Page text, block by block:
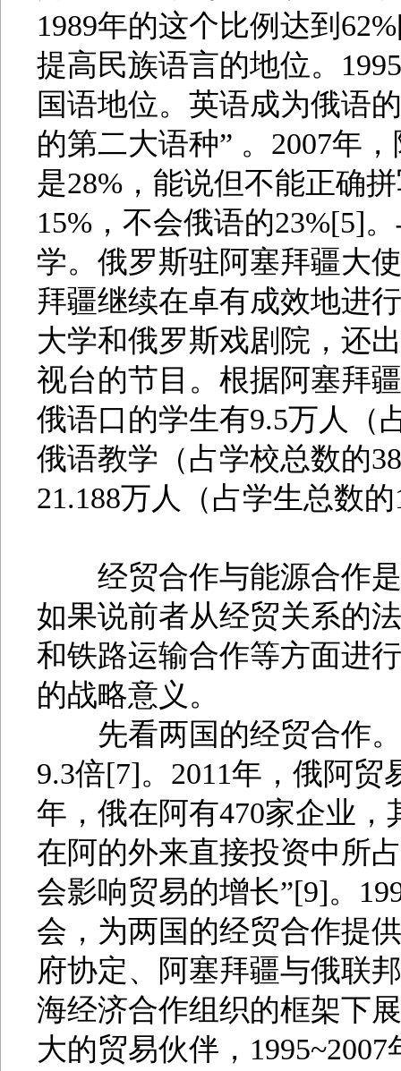
1989年的这个比例达到
提高民族语言的地位。
国语地位。英语成为俄语
的第二大语种” 。2007年
是28%，能说但不能正确
15%，不会俄语的23%[5]
学。俄罗斯驻阿塞拜疆大
拜疆继续在卓有成效地进
大学和俄罗斯戏剧院，还
视台的节目。根据阿塞拜
俄语口的学生有9.5万人（
俄语教学（占学校总数的
21.188万人（占学生总数
经贸合作与能源合作是
如果说前者从经贸关系的
和铁路运输合作等方面进
的战略意义。
先看两国的经贸合作。
9.3倍[7]。2011年，俄阿贸
年，俄在阿有470家企业
在阿的外来直接投资中所
会影响贸易的增长”[9]。
会，为两国的经贸合作提
府协定、阿塞拜疆与俄联
海经济合作组织的框架下
大的贸易伙伴，